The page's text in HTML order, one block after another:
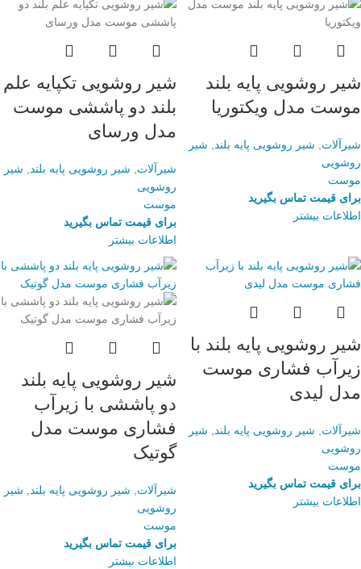
شیر روشویی پایه بلند
موست مدل ویکتوریا
شیرآلات, شیر روشویی پایه بلند, شیر
روشویی
موست
برای قیمت تماس بگیرید
اطلاعات بیشتر
شیر روشویی تکپایه علم
بلند دو پاششی موست
مدل ورسای
شیرآلات, شیر روشویی پایه بلند, شیر
روشویی
موست
برای قیمت تماس بگیرید
اطلاعات بیشتر
شیر روشویی پایه بلند با
زیرآب فشاری موست
مدل لیدی
شیرآلات, شیر روشویی پایه بلند, شیر
روشویی
موست
برای قیمت تماس بگیرید
اطلاعات بیشتر
شیر روشویی پایه بلند
دو پاششی با زیرآب
فشاری موست مدل
گوتیک
شیرآلات, شیر روشویی پایه بلند, شیر
روشویی
موست
برای قیمت تماس بگیرید
اطلاعات بیشتر